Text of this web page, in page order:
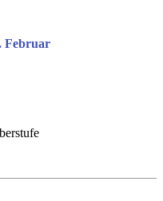
Februar